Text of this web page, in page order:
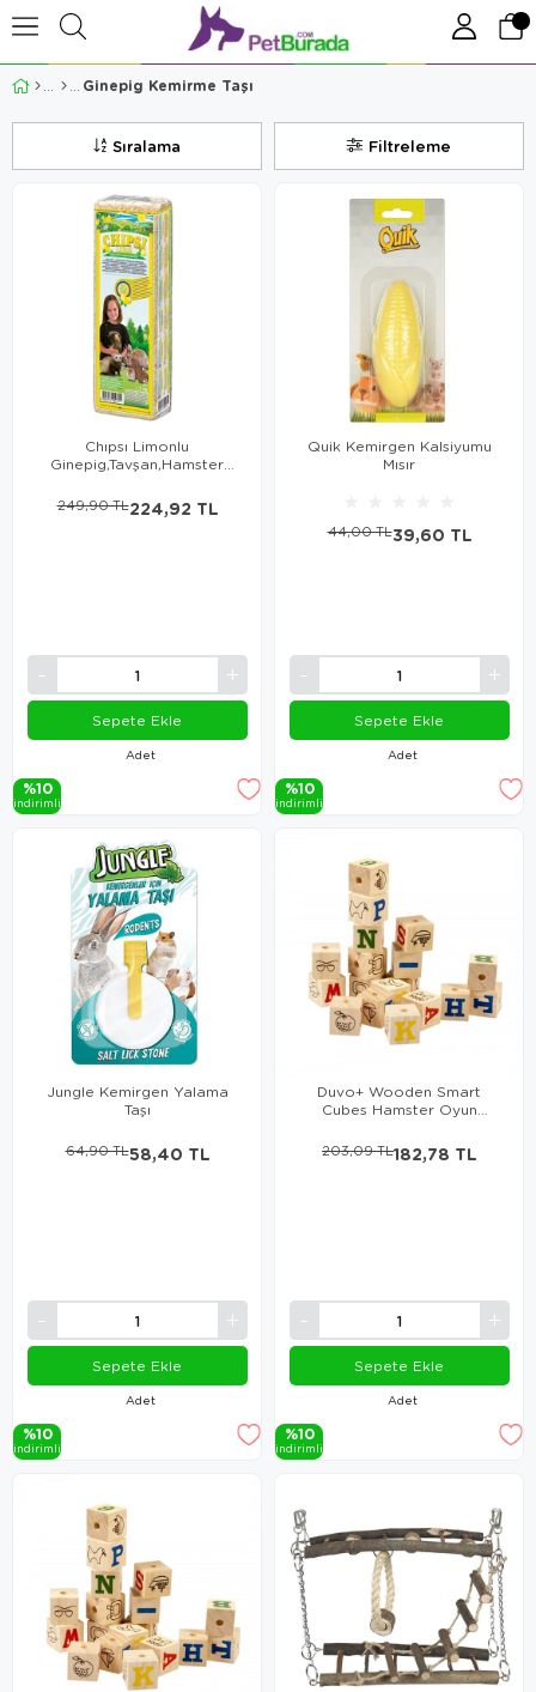
Ginepig Kemirme Taşı
Filtreleme
Sıralama
Chıpsı Limonlu
Ginepig,Tavşan,Hamster
Adet
224,92 TL
249,90 TL
Sepete Ekle
%10
i̇ndi̇ri̇mli̇
Quik Kemirgen Kalsiyumu
Mısır
Adet
39,60 TL
44,00 TL
Sepete Ekle
%10
i̇ndi̇ri̇mli̇
Jungle Kemirgen Yalama
Taşı
Adet
58,40 TL
64,90 TL
Sepete Ekle
%10
i̇ndi̇ri̇mli̇
Duvo+ Wooden Smart
Cubes Hamster Oyun
Adet
182,78 TL
203,09 TL
Sepete Ekle
%10
i̇ndi̇ri̇mli̇